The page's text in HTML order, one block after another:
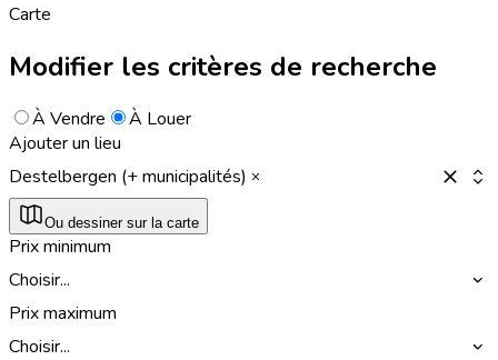
Carte
Modifier les critères de recherche
À Vendre
À Louer
Ajouter un lieu
Destelbergen (+ municipalités)
Ou dessiner sur la carte
Prix minimum
Choisir...
Prix maximum
Choisir...